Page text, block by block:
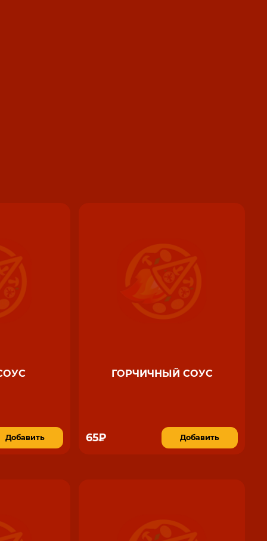
Добавить
ГОРЧИЧНЫЙ СОУС
65₽ Добавить